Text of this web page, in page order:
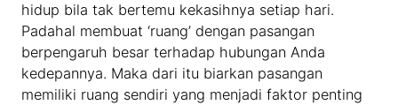
hidup bila tak bertemu kekasihnya setiap hari.
Padahal membuat ‘ruang’ dengan pasangan
berpengaruh besar terhadap hubungan Anda
kedepannya. Maka dari itu biarkan pasangan
memiliki ruang sendiri yang menjadi faktor penting